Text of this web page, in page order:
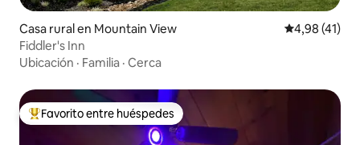
Casa rural en Mountain View Calificación
4,98 (41)
Fiddler's Inn
Ubicación · Familia · Cerca
Favorito entre los huéspedes más destacados
Favorito entre huéspedes